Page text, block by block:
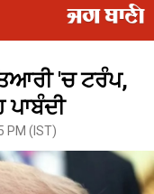
'ਚ ਟਰੰਪ,
PM (IST)